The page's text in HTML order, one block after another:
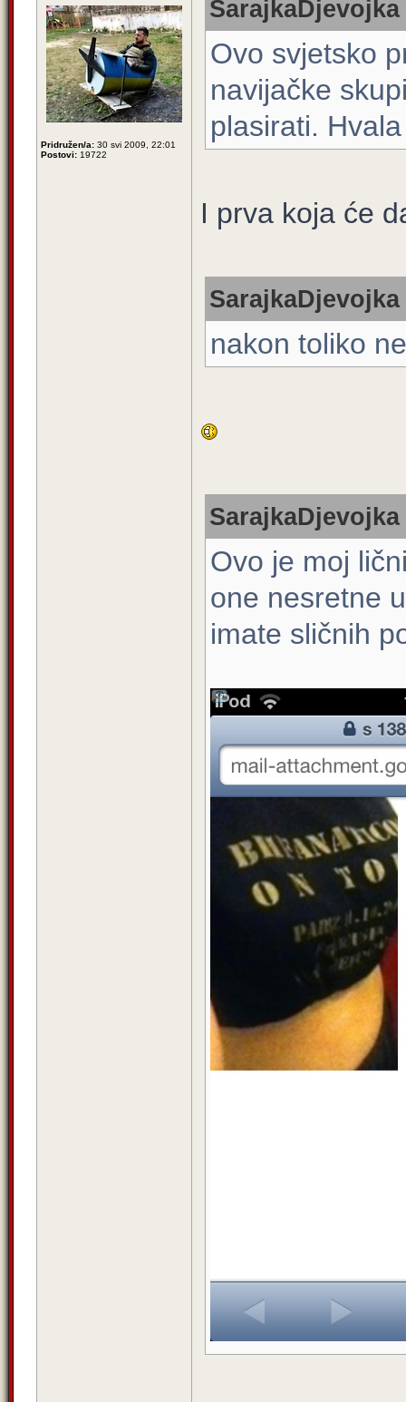
Pridružen/a: 30 svi 2009, 22:01
Postovi: 19722
Ovo svjetsko
navijačke
plasirati.
I prva koja će
nakon toliko
Ovo je moj
one nesretne
imate sličnih